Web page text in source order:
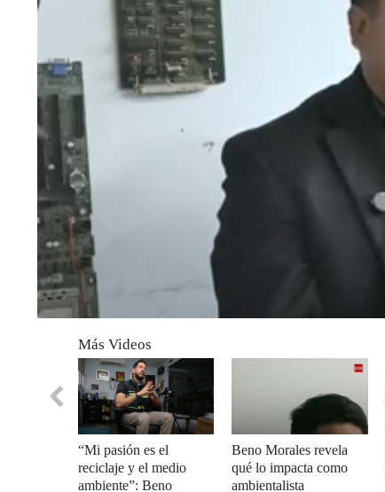
seconds
secondsVolume
0%
Más Videos
“Mi pasión es el
reciclaje y el medio
ambiente”: Beno
Beno Morales revela
qué lo impacta como
ambientalista